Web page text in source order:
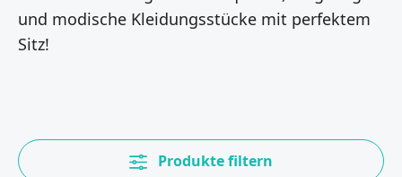
und modische Kleidungsstücke mit perfektem
Sitz!
Produkte filtern